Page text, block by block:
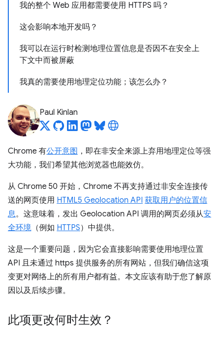
我的整个 Web 应用都需要使用 HTTPS 吗？
这会影响本地开发吗？
我可以在运行时检测地理位置信息是否因不在安全上
下文中而被屏蔽
我真的需要使用地理定位功能；该怎么办？
Paul Kinlan
Chrome 有公开意图 ，即在非安全来源上弃用地理定位等强
大功能，我们希望其他浏览器也能效仿。
从 Chrome 50 开始，Chrome 不再支持通过非安全连接传
送的网页使用 HTML5 Geolocation API 获取用户的位置信
息。这意味着，发出 Geolocation API 调用的网页必须从安
全环境 （例如 HTTPS）中提供。
这是一个重要问题，因为它会直接影响需要使用地理位置
API 且未通过 https 提供服务的所有网站，但我们确信这项
变更对网络上的所有用户都有益。本文应该有助于您了解原
因以及后续步骤。
此项更改何时生效？